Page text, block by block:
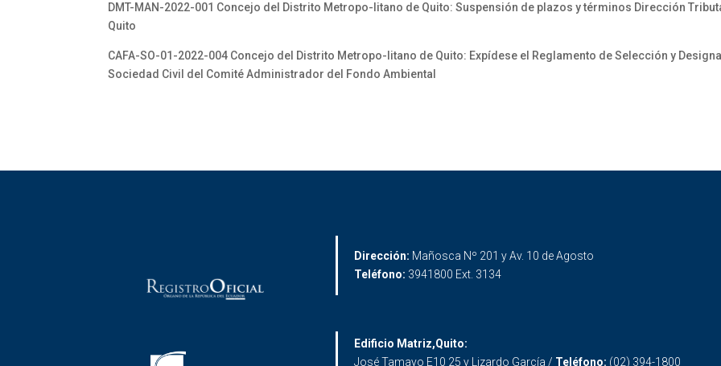
DMT-MAN-2022-001 Concejo del Distrito Metropo-litano de Quito: Suspensión de plazos y términos Dirección
Quito
CAFA-SO-01-2022-004 Concejo del Distrito Metropo-litano de Quito: Expídese el Reglamento de Selección y
Sociedad Civil del Comité Administrador del Fondo Ambiental
Dirección: Mañosca Nº 201 y Av. 10 de Agosto
Teléfono: 3941800 Ext. 3134
Edificio Matriz,Quito:
José Tamayo E10 25 y Lizardo García / Teléfono: (02) 394-1800